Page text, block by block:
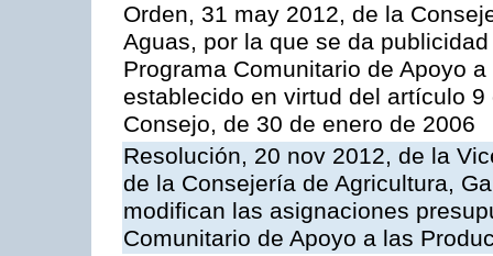
Orden, 31 may 2012, de la
Aguas, por la que se da
Programa Comunitario de Apoyo
establecido en virtud del artículo
Consejo, de 30 de enero de 2006
Resolución, 20 nov 2012, de la
de la Consejería de Agricultura,
modifican las asignaciones
Comunitario de Apoyo a las